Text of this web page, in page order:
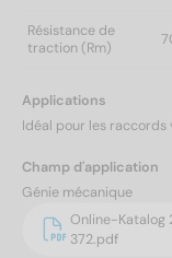
Résistance de
traction (Rm)
Applications
Idéal pour les raccords
Champ d'application
Génie mécanique
Online-Katalog
372.pdf